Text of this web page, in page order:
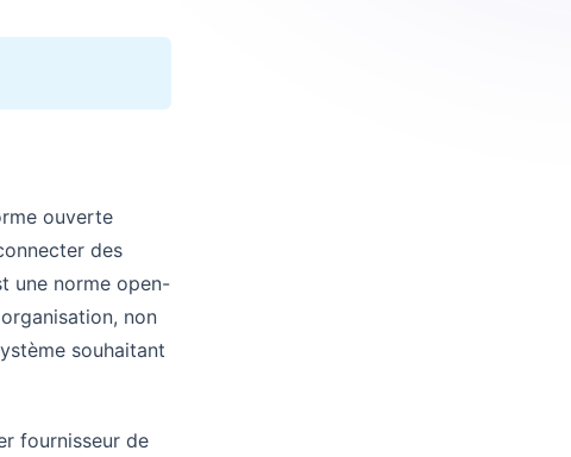
ouverte
des
une norme open-
non
souhaitant
fournisseur de